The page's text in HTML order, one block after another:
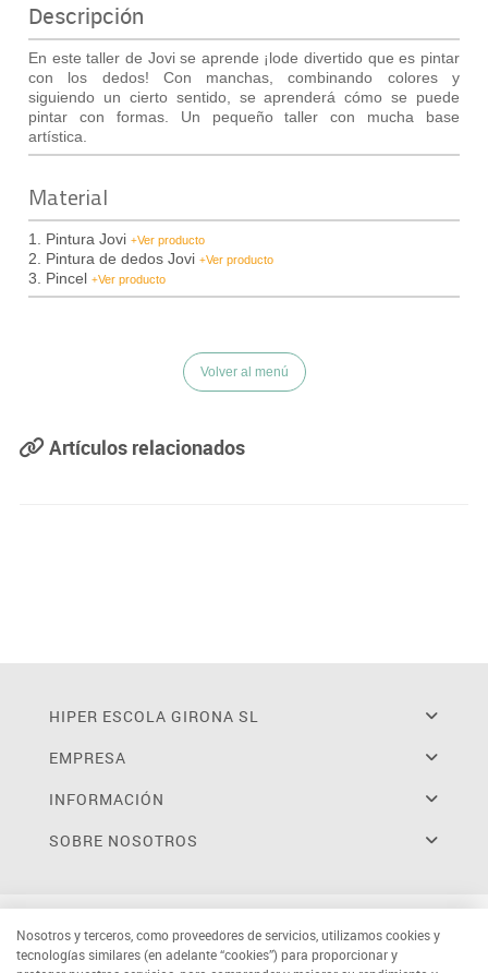
Descripción
En este taller de Jovi se aprende ¡lode divertido que es pintar
con los dedos! Con manchas, combinando
colores y
siguiendo un cierto sentido, se aprenderá cómo se
puede
pintar con formas. Un pequeño taller con mucha
base
artística.
Material
1. Pintura Jovi+Ver producto
2. Pintura de dedos Jovi+Ver producto
3. Pincel +Ver producto
Volver al menú
Artículos relacionados
HIPER ESCOLA GIRONA SL
EMPRESA
INFORMACIÓN
SOBRE NOSOTROS
Nosotros y terceros, como proveedores de servicios, utilizamos cookies y
tecnologías similares (en adelante “cookies”) para proporcionar y